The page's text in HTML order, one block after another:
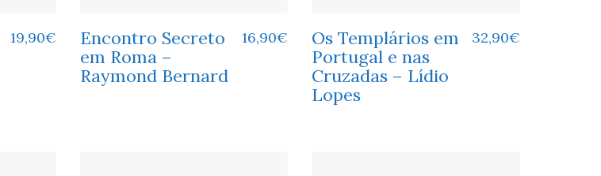
19,90€
Encontro Secreto
em Roma –
Raymond Bernard
16,90€
Os Templários em
Portugal e nas
Cruzadas – Lídio
Lopes
32,90€